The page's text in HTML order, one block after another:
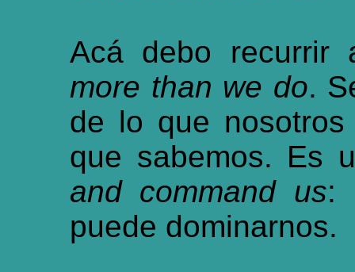
Acá debo
more than we do.
de lo que
que sabemos. Es
and command us:
puede dominarnos.